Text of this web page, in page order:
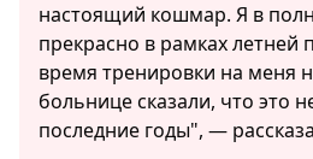
настоящий кошмар. Я в
прекрасно в рамках летней
время тренировки на меня
больнице сказали, что это
последние годы", —